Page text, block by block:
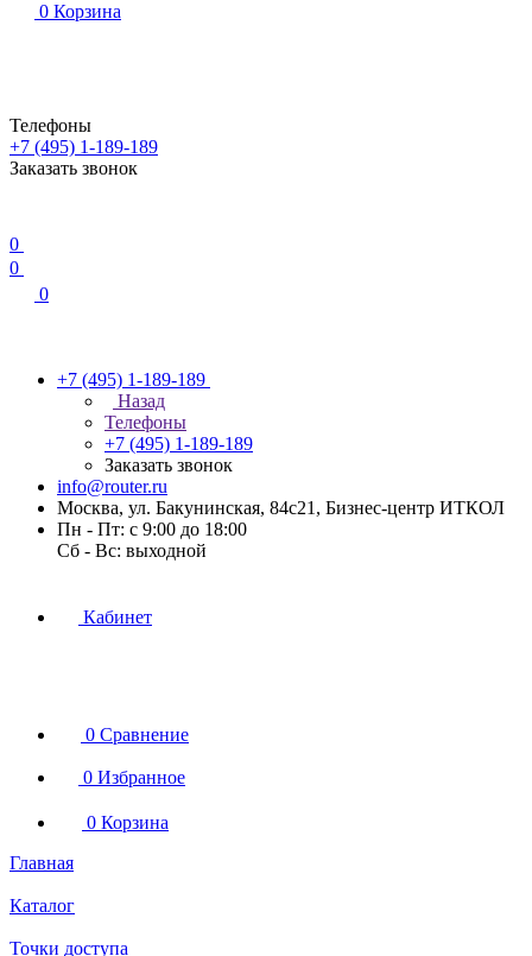
0 Корзина
Телефоны
+7 (495) 1-189-189
Заказать звонок
0
0
0
+7 (495) 1-189-189
Назад
Телефоны
+7 (495) 1-189-189
Заказать звонок
info@router.ru
Москва, ул. Бакунинская, 84с21, Бизнес-центр ИТКОЛ
Пн - Пт: с 9:00 до 18:00
Cб - Вс: выходной
Кабинет
0 Сравнение
0 Избранное
0 Корзина
Главная
Каталог
Точки доступа